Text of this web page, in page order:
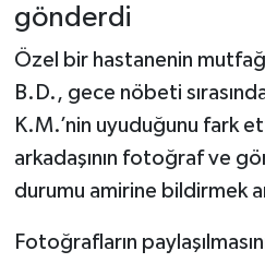
gönderdi
Özel bir hastanenin
B.D., gece nöbeti
K.M.’nin uyuduğunu fark
arkadaşının fotoğraf ve
durumu amirine bildirmek
Fotoğrafların